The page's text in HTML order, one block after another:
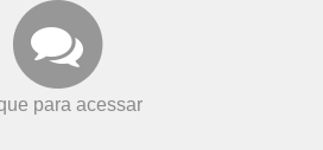
para acessar